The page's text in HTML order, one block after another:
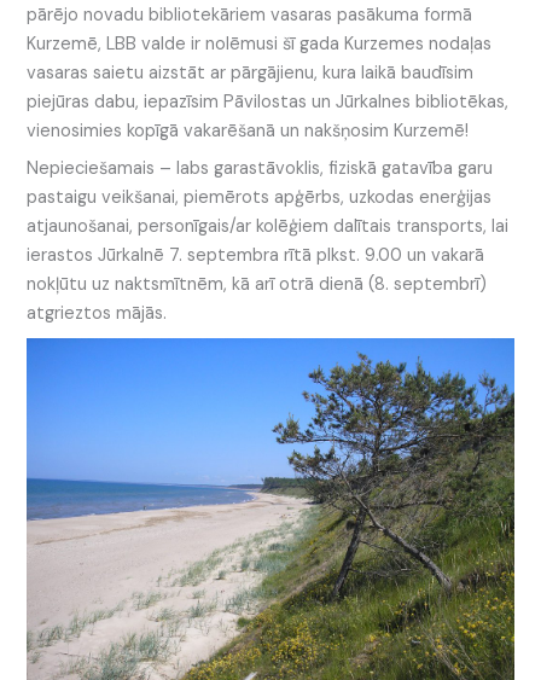
pārējo novadu bibliotekāriem vasaras pasākuma formā
Kurzemē, LBB valde ir nolēmusi šī gada Kurzemes nodaļas
vasaras saietu aizstāt ar pārgājienu, kura laikā baudīsim
piejūras dabu, iepazīsim Pāvilostas un Jūrkalnes bibliotēkas,
vienosimies kopīgā vakarēšanā un nakšņosim Kurzemē!
Nepieciešamais – labs garastāvoklis, fiziskā gatavība garu
pastaigu veikšanai, piemērots apģērbs, uzkodas enerģijas
atjaunošanai, personīgais/ar kolēģiem dalītais transports, lai
ierastos Jūrkalnē 7. septembra rītā plkst. 9.00 un vakarā
nokļūtu uz naktsmītnēm, kā arī otrā dienā (8. septembrī)
atgrieztos mājās.